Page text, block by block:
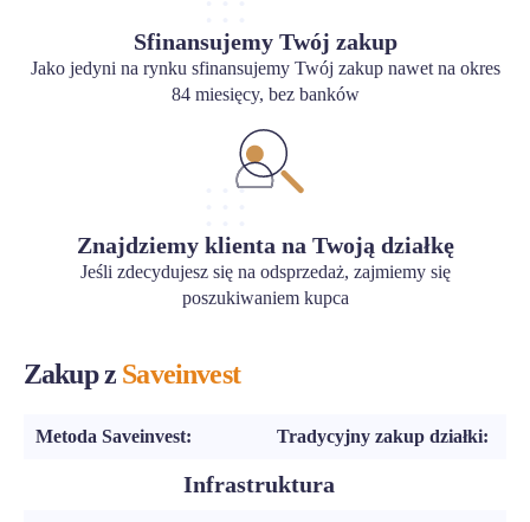
Sfinansujemy Twój zakup
Jako jedyni na rynku sfinansujemy Twój zakup nawet na okres
84 miesięcy, bez banków
Znajdziemy klienta na Twoją działkę
Jeśli zdecydujesz się na odsprzedaż, zajmiemy się
poszukiwaniem kupca
Zakup z Saveinvest
Metoda Saveinvest: Tradycyjny zakup działki:
Infrastruktura